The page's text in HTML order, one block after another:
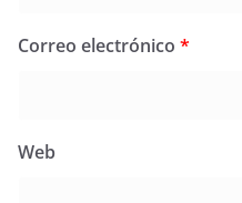
Correo electrónico *
Web